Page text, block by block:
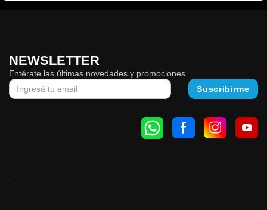
NEWSLETTER
Entérate las últimas novedades y promociones